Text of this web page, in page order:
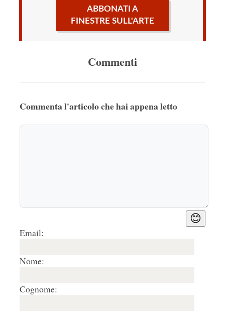
ABBONATI A
FINESTRE SULL'ARTE
Commenti
Commenta l'articolo che hai appena letto
😊
Email:
Nome:
Cognome: